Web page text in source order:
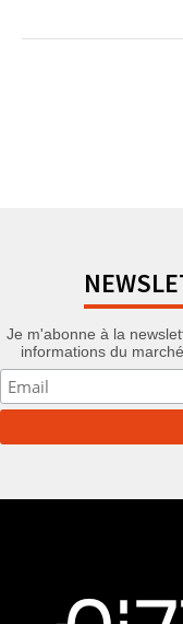
Je m'abonne à la
informations du